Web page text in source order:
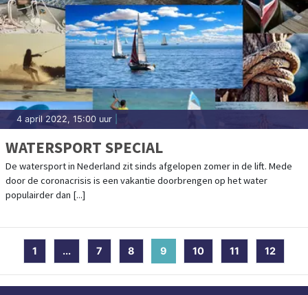
4 april 2022, 15:00 uur
WATERSPORT SPECIAL
De watersport in Nederland zit sinds afgelopen zomer in de lift. Mede
door de coronacrisis is een vakantie doorbrengen op het water
populairder dan [...]
1 ... 7 8 9 (current)
10 11 12